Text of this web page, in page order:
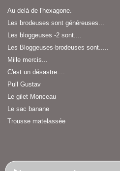
Au delà de l'hexagone.
Les brodeuses sont généreuses...
Les bloggeuses -2 sont....
Les Bloggeuses-brodeuses sont.....
Mille mercis...
C'est un désastre....
Pull Gustav
Le gilet Monceau
Le sac banane
Trousse matelassée